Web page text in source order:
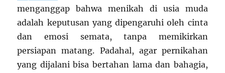
menganggap bahwa menikah di usia muda
adalah keputusan yang dipengaruhi oleh cinta
dan emosi semata, tanpa memikirkan
persiapan matang. Padahal, agar pernikahan
yang dijalani bisa bertahan lama dan bahagia,